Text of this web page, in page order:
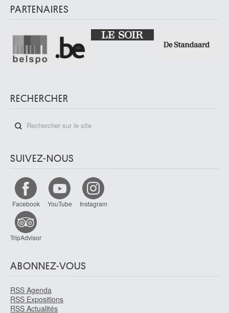
PARTENAIRES
RECHERCHER
SUIVEZ-NOUS
Facebook YouTube Instagram
TripAdvisor
ABONNEZ-VOUS
RSS Agenda
RSS Expositions
RSS Actualités